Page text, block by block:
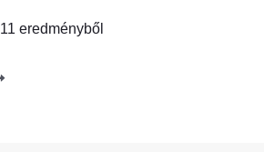
11 eredményből